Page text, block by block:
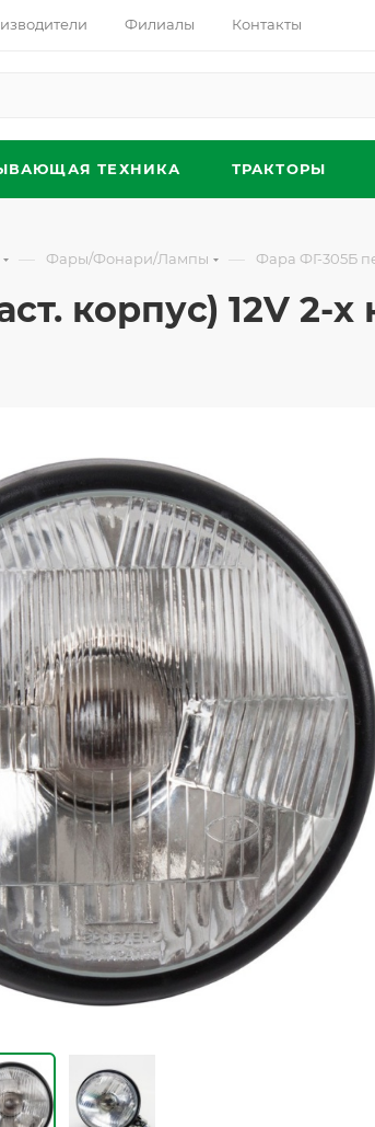
Филиалы Контакты
ТЕХНИКА ТРАКТОРЫ
— Фары/Фонари/Лампы — Фара ФГ-305Б
корпус) 12V 2-х